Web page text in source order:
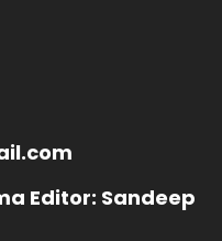
Editor: Sandeep